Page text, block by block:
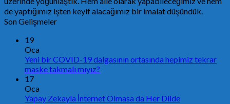
de yaptığımız işten keyif alacağımız bir imalat düşündük.
Son Gelişmeler
19
Oca
Yeni bir COVID-19 dalgasının ortasında hepimiz tekrar
maske takmalı mıyız?
17
Oca
Yapay Zekayla İnternet Olmasa da Her Dilde